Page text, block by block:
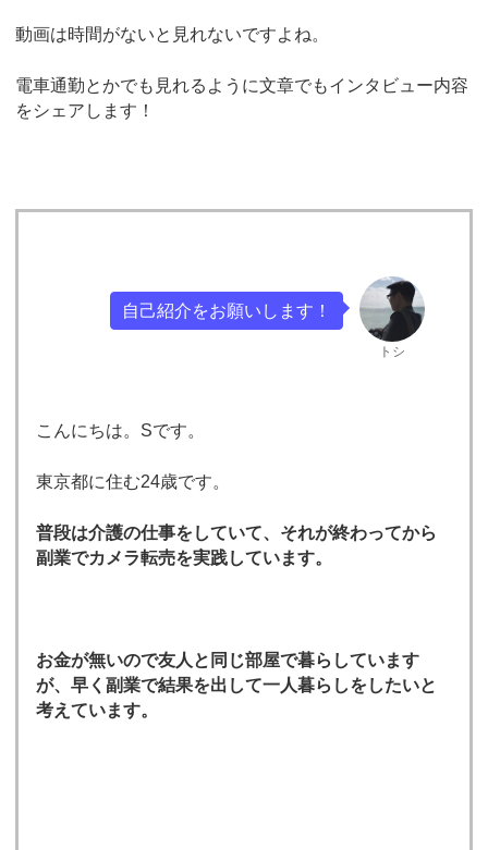
動画は時間がないと見れないですよね。
電車通勤とかでも見れるように文章でもインタビュー内容
をシェアします！
トシ
自己紹介をお願いします！
こんにちは。Sです。
東京都に住む24歳です。
普段は介護の仕事をしていて、それが終わってから
副業でカメラ転売を実践しています。
お金が無いので友人と同じ部屋で暮らしています
が、早く副業で結果を出して一人暮らしをしたいと
考えています。